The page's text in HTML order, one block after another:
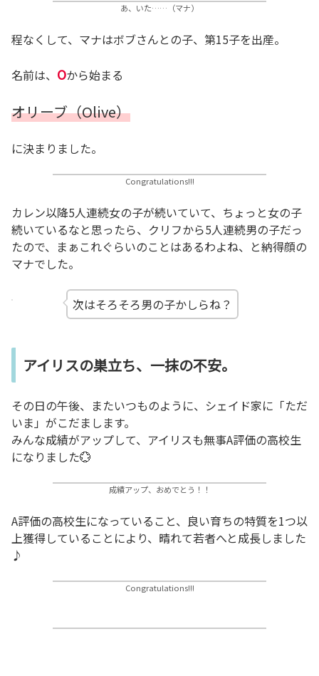
あ、いた……（マナ）
程なくして、マナはボブさんとの子、第15子を出産。
名前は、 Oから始まる
オリーブ（Olive）
に決まりました。
Congratulations!!!
カレン以降5人連続女の子が続いていて、ちょっと女の子
続いているなと思ったら、クリフから5人連続男の子だっ
たので、まぁこれぐらいのことはあるわよね、と納得顔の
マナでした。
次はそろそろ男の子かしらね？
アイリスの巣立ち、一抹の不安。
その日の午後、またいつものように、シェイド家に「ただ
いま」がこだまします。
みんな成績がアップして、アイリスも無事A評価の高校生
になりました💮
成績アップ、おめでとう！！
A評価の高校生になっていること、良い育ちの特質を1つ以
上獲得していることにより、晴れて若者へと成長しました
♪
Congratulations!!!